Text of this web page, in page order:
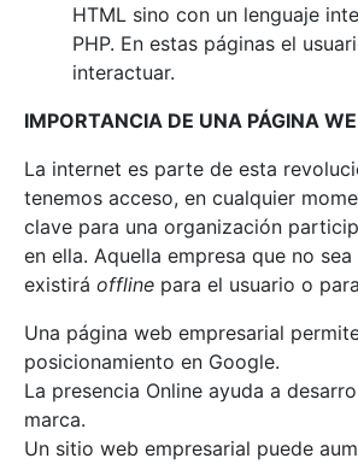
HTML sino con un lenguaje
PHP. En estas páginas el
interactuar.
IMPORTANCIA DE UNA PÁGINA
La internet es parte de esta
tenemos acceso, en cualquier
clave para una organización
en ella. Aquella empresa que no
existirá offline para el usuario o
Una página web empresarial
posicionamiento en Google.
La presencia Online ayuda a
marca.
Un sitio web empresarial puede